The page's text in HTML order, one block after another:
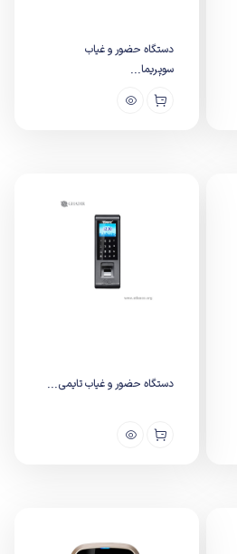
دستگاه حضور و غیاب
سوپریما...
دستگاه حضور و غیاب تایمی...